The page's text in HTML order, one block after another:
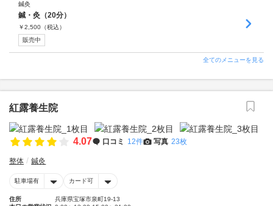
鍼灸
鍼・灸（20分）
￥2,500 （税込）
販売中
全てのメニューを見る
紅露養生院
4.07 口コミ 12件 写真 23枚
整体 鍼灸
駐車場有 カード可
住所
兵庫県宝塚市泉町19-13